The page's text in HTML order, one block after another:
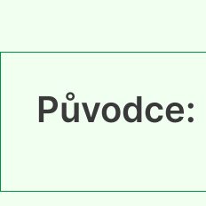
Původce: